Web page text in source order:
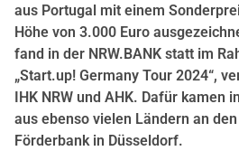
aus Portugal mit einem
Höhe von 3.000 Euro
fand in der NRW.BANK statt im
„Start.up! Germany Tour 2024“,
IHK NRW und AHK. Dafür kamen
aus ebenso vielen Ländern an
Förderbank in Düsseldorf.